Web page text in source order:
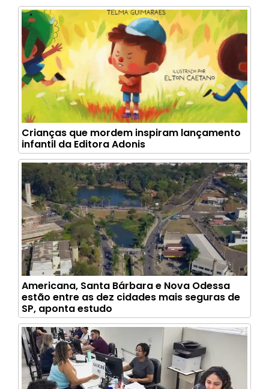
Crianças que mordem inspiram lançamento
infantil da Editora Adonis
Americana, Santa Bárbara e Nova Odessa
estão entre as dez cidades mais seguras de
SP, aponta estudo